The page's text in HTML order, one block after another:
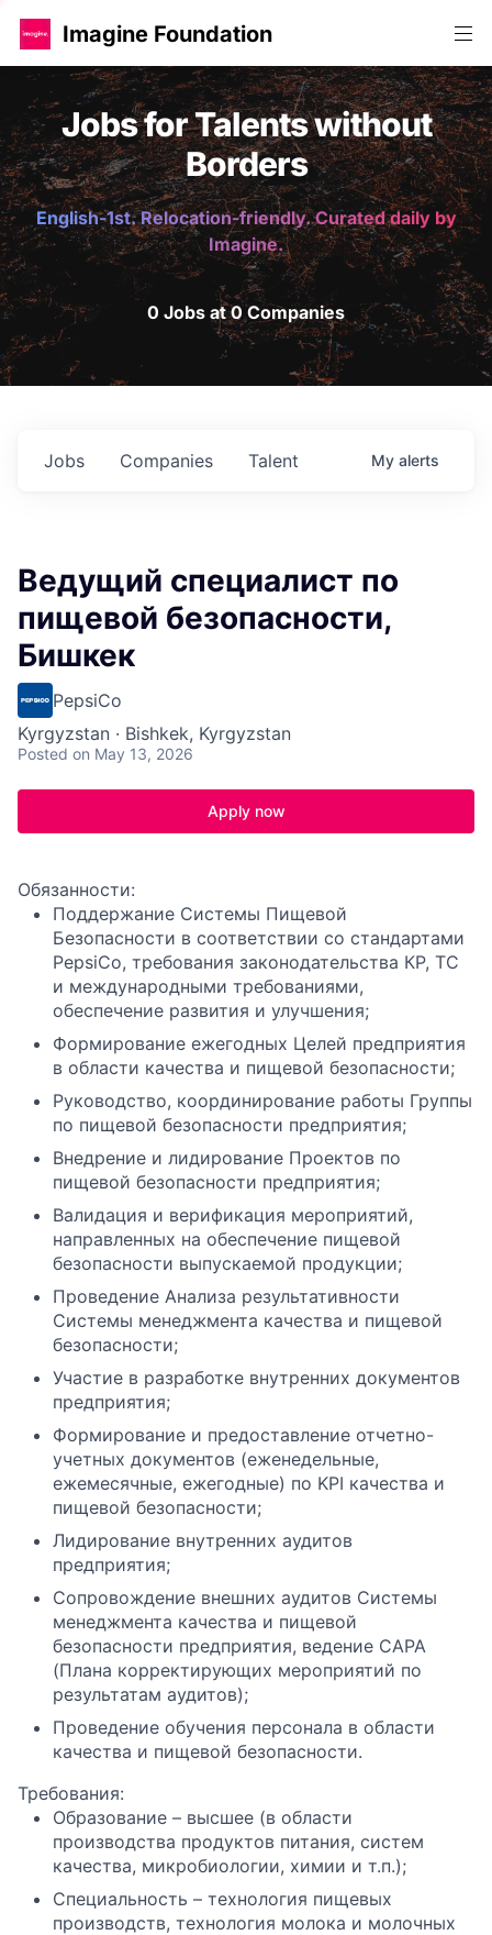
Imagine Foundation
Jobs for Talents without
Borders
English-1st. Relocation-friendly. Curated daily by
Imagine.
0 Jobs at 0 Companies
Jobs Companies Talent My alerts
Ведущий специалист по
пищевой безопасности,
Бишкек
PepsiCo
Kyrgyzstan · Bishkek, Kyrgyzstan
Posted on May 13, 2026
Apply now
Обязанности:
Поддержание Системы Пищевой
Безопасности в соответствии со стандартами
PepsiCo, требования законодательства КР, ТС
и международными требованиями,
обеспечение развития и улучшения;
Формирование ежегодных Целей предприятия
в области качества и пищевой безопасности;
Руководство, координирование работы Группы
по пищевой безопасности предприятия;
Внедрение и лидирование Проектов по
пищевой безопасности предприятия;
Валидация и верификация мероприятий,
направленных на обеспечение пищевой
безопасности выпускаемой продукции;
Проведение Анализа результативности
Системы менеджмента качества и пищевой
безопасности;
Участие в разработке внутренних документов
предприятия;
Формирование и предоставление отчетно-
учетных документов (еженедельные,
ежемесячные, ежегодные) по KPI качества и
пищевой безопасности;
Лидирование внутренних аудитов
предприятия;
Сопровождение внешних аудитов Системы
менеджмента качества и пищевой
безопасности предприятия, ведение CAPA
(Плана корректирующих мероприятий по
результатам аудитов);
Проведение обучения персонала в области
качества и пищевой безопасности.
Требования:
Образование – высшее (в области
производства продуктов питания, систем
качества, микробиологии, химии и т.п.);
Специальность – технология пищевых
производств, технология молока и молочных